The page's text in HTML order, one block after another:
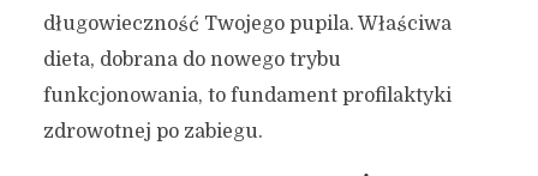
długowieczność Twojego pupila. Właściwa
dieta, dobrana do nowego trybu
funkcjonowania, to fundament profilaktyki
zdrowotnej po zabiegu.